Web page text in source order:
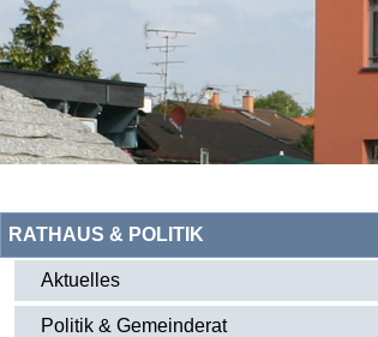
RATHAUS & POLITIK
Aktuelles
Politik & Gemeinderat